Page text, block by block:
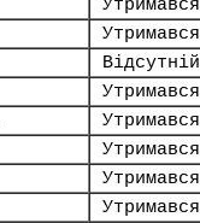
Утримався
Утримався
Відсутній
Утримався
Утримався
Утримався
Утримався
Утримався